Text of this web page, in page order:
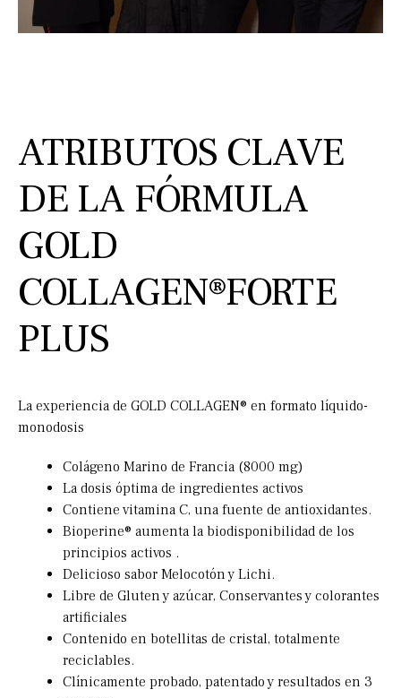
ATRIBUTOS CLAVE
DE LA FÓRMULA
GOLD
COLLAGEN®FORTE
PLUS
La experiencia de GOLD COLLAGEN® en formato líquido-
monodosis
Colágeno Marino de Francia (8000 mg)
La dosis óptima de ingredientes activos
Contiene vitamina C, una fuente de antioxidantes.
Bioperine® aumenta la biodisponibilidad de los
principios activos .
Delicioso sabor Melocotón y Lichi.
Libre de Gluten y azúcar, Conservantes y colorantes
artificiales
Contenido en botellitas de cristal, totalmente
reciclables.
Clínicamente probado, patentado y resultados en 3